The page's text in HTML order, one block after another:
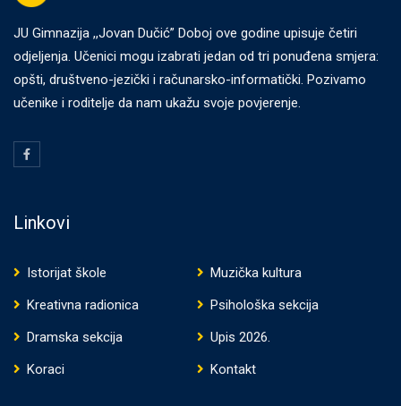
JU Gimnazija ,,Jovan Dučić” Doboj ove godine upisuje četiri
odjeljenja. Učenici mogu izabrati jedan od tri ponuđena smjera:
opšti, društveno-jezički i računarsko-informatički. Pozivamo
učenike i roditelje da nam ukažu svoje povjerenje.
Linkovi
Istorijat škole
Muzička kultura
Kreativna radionica
Psihološka sekcija
Dramska sekcija
Upis 2026.
Koraci
Kontakt